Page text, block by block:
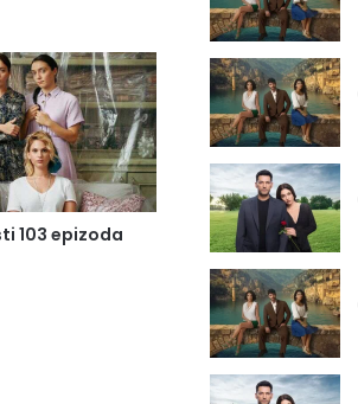
103 epizoda